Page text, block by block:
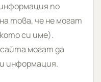
по
това, че не могат
си име).
могат да
информация.